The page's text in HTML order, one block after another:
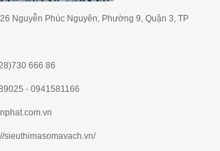
Nguyễn Phúc Nguyên, Phường 9, Quận 3, TP
666 86
- 0941581166
sieuthimasomavach.vn/